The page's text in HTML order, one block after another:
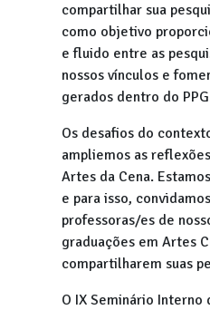
compartilhar sua
como objetivo
e fluido entre as
nossos vínculos e
gerados dentro do
Os desafios do
ampliemos as
Artes da Cena.
e para isso,
professoras/es de
graduações em Artes
compartilharem suas
O IX Seminário Interno